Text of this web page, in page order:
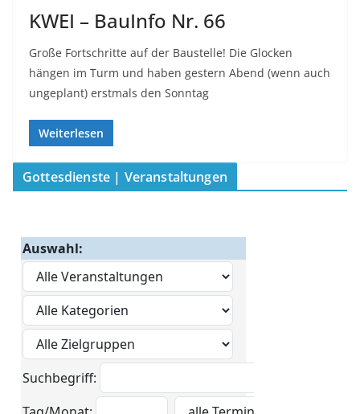
KWEI – BauInfo Nr. 66
Große Fortschritte auf der Baustelle! Die Glocken
hängen im Turm und haben gestern Abend (wenn auch
ungeplant) erstmals den Sonntag
Weiterlesen
Gottesdienste | Veranstaltungen